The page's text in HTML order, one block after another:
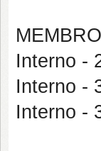
Interno -
Interno -
Interno -